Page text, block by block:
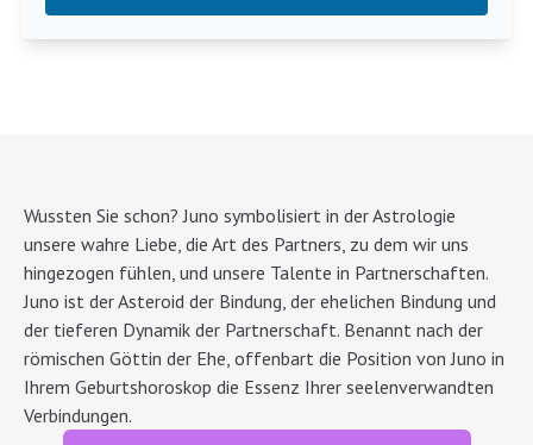
Wussten Sie schon? Juno symbolisiert in der Astrologie
unsere wahre Liebe, die Art des Partners, zu dem wir uns
hingezogen fühlen, und unsere Talente in Partnerschaften.
Juno ist der Asteroid der Bindung, der ehelichen Bindung und
der tieferen Dynamik der Partnerschaft. Benannt nach der
römischen Göttin der Ehe, offenbart die Position von Juno in
Ihrem Geburtshoroskop die Essenz Ihrer seelenverwandten
Verbindungen.